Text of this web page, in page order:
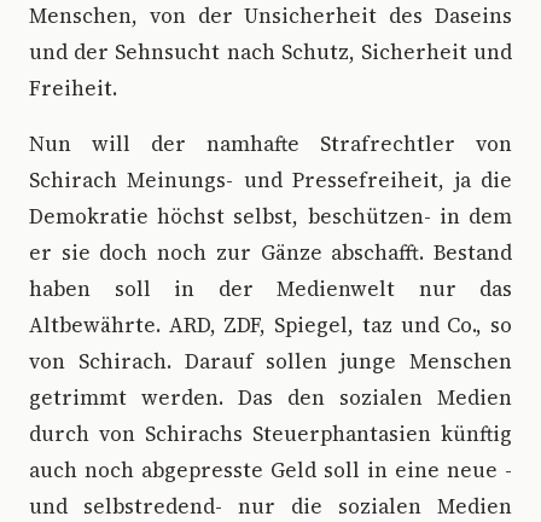
Menschen, von der Unsicherheit des Daseins
und der Sehnsucht nach Schutz, Sicherheit und
Freiheit.
Nun will der namhafte Strafrechtler von
Schirach Meinungs- und Pressefreiheit, ja die
Demokratie höchst selbst, beschützen- in dem
er sie doch noch zur Gänze abschafft. Bestand
haben soll in der Medienwelt nur das
Altbewährte. ARD, ZDF, Spiegel, taz und Co., so
von Schirach. Darauf sollen junge Menschen
getrimmt werden. Das den sozialen Medien
durch von Schirachs Steuerphantasien künftig
auch noch abgepresste Geld soll in eine neue -
und selbstredend- nur die sozialen Medien